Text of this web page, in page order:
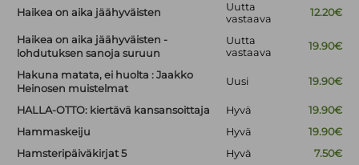
Haikea on aika jäähyväisten
Uutta
vastaava
12.20€
Haikea on aika jäähyväisten -
lohdutuksen sanoja suruun
Uutta
vastaava
19.90€
Hakuna matata, ei huolta : Jaakko
Heinosen muistelmat
Uusi 19.90€
HALLA-OTTO: kiertävä kansansoittaja Hyvä
19.90€
Hammaskeiju
Hyvä
19.90€
Hamsteripäiväkirjat 5
Hyvä 7.50€